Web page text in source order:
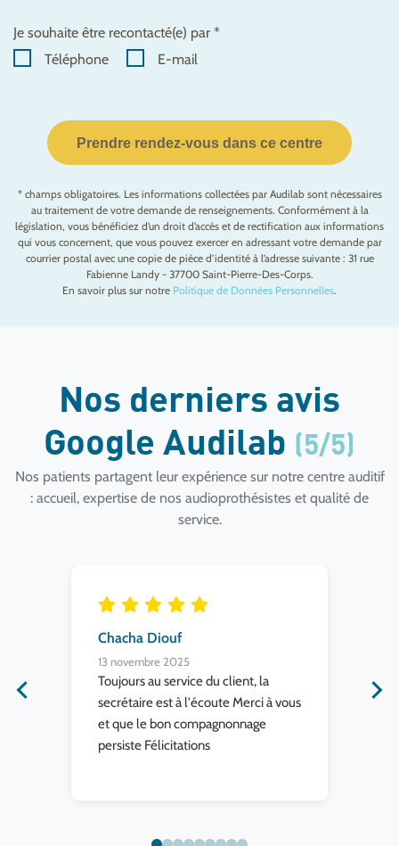
Je souhaite être recontacté(e) par *
Téléphone
E-mail
Prendre rendez-vous dans ce centre
* champs obligatoires. Les informations collectées par Audilab sont nécessaires
au traitement de votre demande de renseignements. Conformément à la
législation, vous bénéficiez d’un droit d’accès et de rectification aux informations
qui vous concernent, que vous pouvez exercer en adressant votre demande par
courrier postal avec une copie de pièce d’identité à l’adresse suivante : 31 rue
Fabienne Landy - 37700 Saint-Pierre-Des-Corps.
En savoir plus sur notre Politique de Données Personnelles.
Nos derniers avis
Google Audilab (5/5)
Nos patients partagent leur expérience sur notre centre auditif
: accueil, expertise de nos audioprothésistes et qualité de
service.
Chacha Diouf
13 novembre 2025
Toujours au service du client, la
secrétaire est à l'écoute Merci à vous
et que le bon compagnonnage
persiste Félicitations